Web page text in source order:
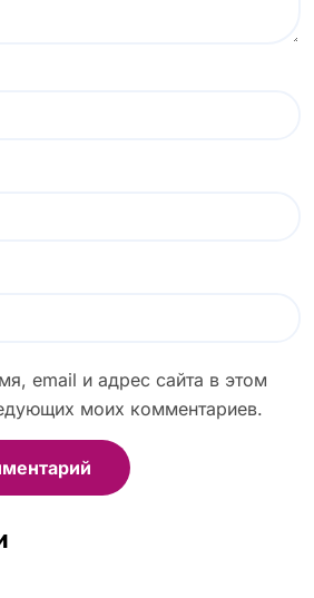
email и адрес сайта в этом
моих комментариев.